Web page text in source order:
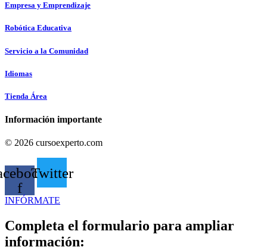
Empresa y Emprendizaje
Robótica Educativa
Servicio a la Comunidad
Idiomas
Tienda Área
Información importante
© 2026 cursoexperto.com
f
Twitter
INFÓRMATE
Completa el formulario para ampliar
información: